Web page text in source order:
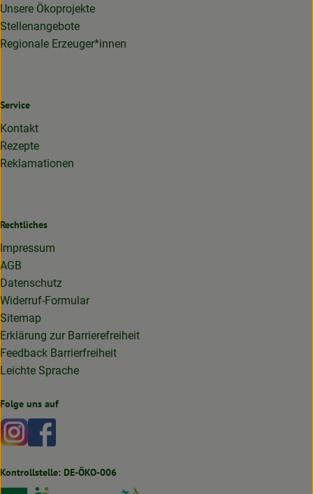
Unsere Ökoprojekte
Stellenangebote
Regionale Erzeuger*innen
Service
Kontakt
Rezepte
Reklamationen
Rechtliches
Impressum
AGB
Datenschutz
Widerruf-Formular
Sitemap
Erklärung zur Barrierefreiheit
Feedback Barrierfreiheit
Leichte Sprache
Folge uns auf
Externer Link zu https://www.instagram.com/
Kontrollstelle: DE-ÖKO-006